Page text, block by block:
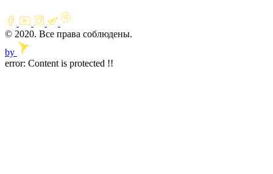
© 2020. Все права соблюдены.
by
error: Content is protected !!